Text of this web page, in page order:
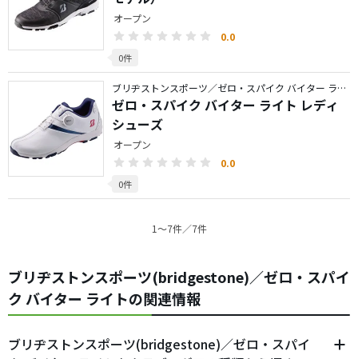
オープン
0.0
0件
ブリヂストンスポーツ／ゼロ・スパイク バイター ライト
ゼロ・スパイク バイター ライト レディ
シューズ
オープン
0.0
0件
1〜7件／7件
ブリヂストンスポーツ(bridgestone)／ゼロ・スパイ
ク バイター ライトの関連情報
ブリヂストンスポーツ(bridgestone)／ゼロ・スパイ